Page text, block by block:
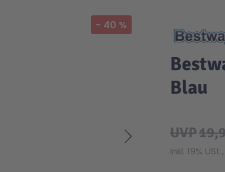
- 40 %
Blau
UVP
Inkl. 19%